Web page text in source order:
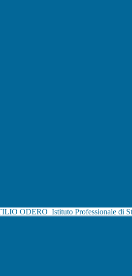
ODERO Istituto Professionale di